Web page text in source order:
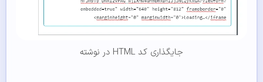
جایگذاری کد HTML در نوشته